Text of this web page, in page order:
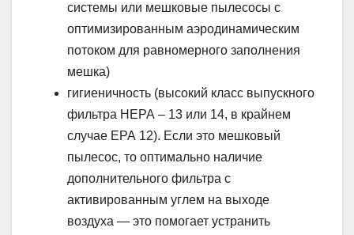
системы или мешковые пылесосы с
оптимизированным аэродинамическим
потоком для равномерного заполнения
мешка)
гигиеничность (высокий класс выпускного
фильтра НЕРА – 13 или 14, в крайнем
случае ЕРА 12). Если это мешковый
пылесос, то оптимально наличие
дополнительного фильтра с
активированным углем на выходе
воздуха — это помогает устранить